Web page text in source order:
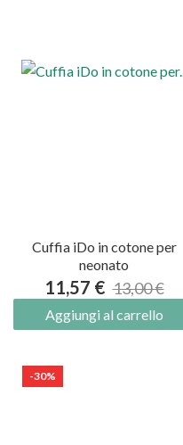
Cuffia iDo in cotone per
neonato
11,57 € 13,00 €
Aggiungi al carrello
-30%